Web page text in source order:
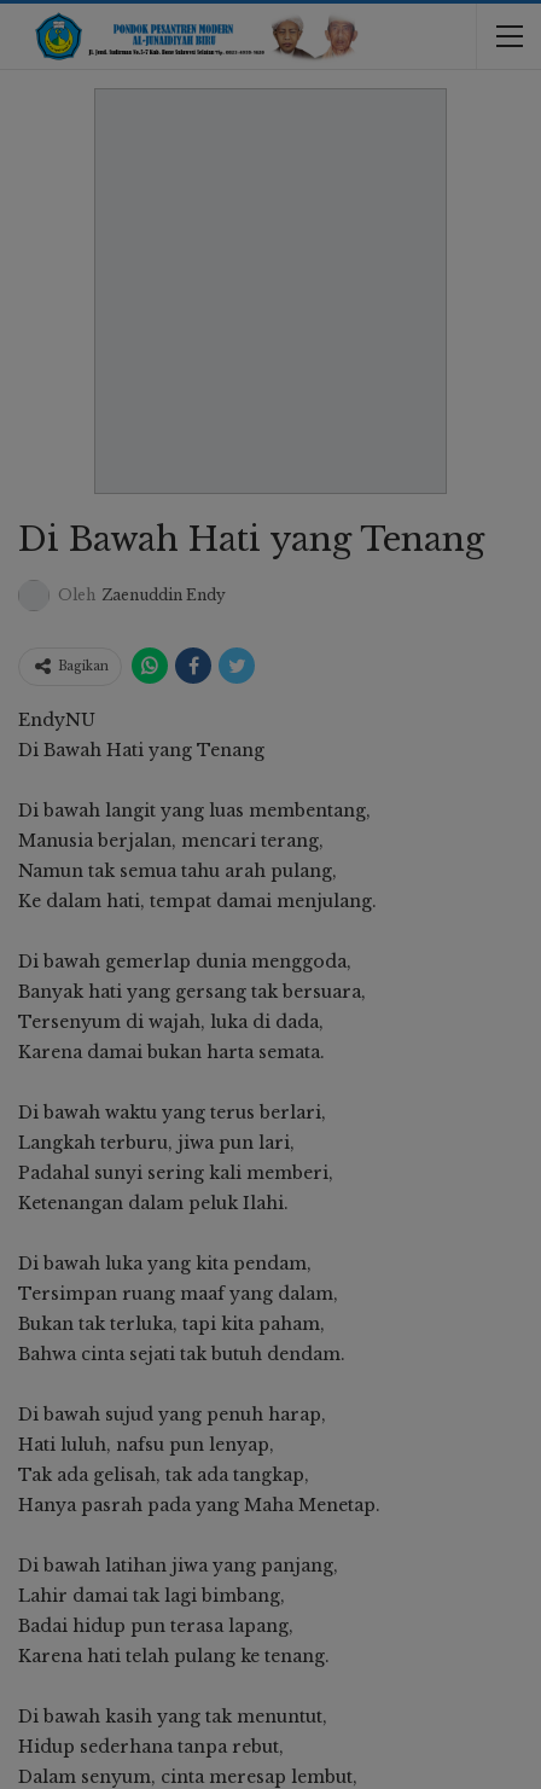
Di Bawah Hati yang Tenang
Oleh Zaenuddin Endy
Bagikan
EndyNU
Di Bawah Hati yang Tenang
Di bawah langit yang luas membentang,
Manusia berjalan, mencari terang,
Namun tak semua tahu arah pulang,
Ke dalam hati, tempat damai menjulang.
Di bawah gemerlap dunia menggoda,
Banyak hati yang gersang tak bersuara,
Tersenyum di wajah, luka di dada,
Karena damai bukan harta semata.
Di bawah waktu yang terus berlari,
Langkah terburu, jiwa pun lari,
Padahal sunyi sering kali memberi,
Ketenangan dalam peluk Ilahi.
Di bawah luka yang kita pendam,
Tersimpan ruang maaf yang dalam,
Bukan tak terluka, tapi kita paham,
Bahwa cinta sejati tak butuh dendam.
Di bawah sujud yang penuh harap,
Hati luluh, nafsu pun lenyap,
Tak ada gelisah, tak ada tangkap,
Hanya pasrah pada yang Maha Menetap.
Di bawah latihan jiwa yang panjang,
Lahir damai tak lagi bimbang,
Badai hidup pun terasa lapang,
Karena hati telah pulang ke tenang.
Di bawah kasih yang tak menuntut,
Hidup sederhana tanpa rebut,
Dalam senyum, cinta meresap lembut,